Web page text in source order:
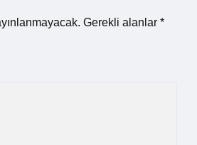
Gerekli alanlar *